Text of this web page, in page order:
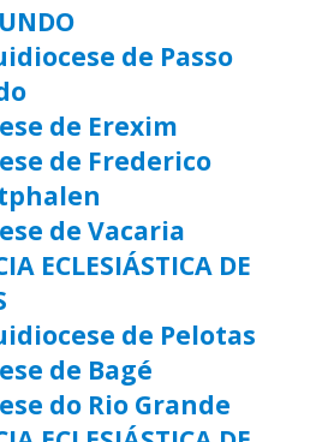
de Passo
de Erexim
de Frederico
de Vacaria
ECLESIÁSTICA DE
de Pelotas
de Bagé
do Rio Grande